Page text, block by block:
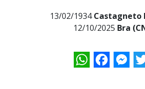
13/02/1934Castagneto
12/10/2025 Bra
WhatsAppFacebook